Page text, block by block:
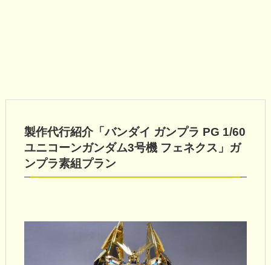
製作代行紹介「バンダイ ガンプラ PG 1/60
ユニコーンガンダム3号機 フェネクス」ガ
ンプラ素組プラン